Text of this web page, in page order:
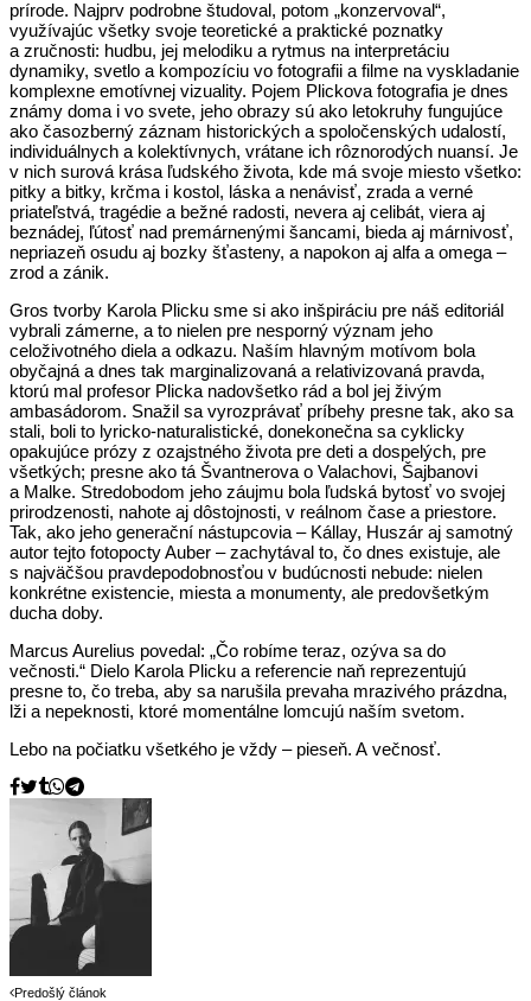
prírode. Najprv podrobne študoval, potom „konzervoval“,
využívajúc všetky svoje teoretické a praktické poznatky
a zručnosti: hudbu, jej melodiku a rytmus na interpretáciu
dynamiky, svetlo a kompozíciu vo fotografii a filme na vyskladanie
komplexne emotívnej vizuality. Pojem Plickova fotografia je dnes
známy doma i vo svete, jeho obrazy sú ako letokruhy fungujúce
ako časozberný záznam historických a spoločenských udalostí,
individuálnych a kolektívnych, vrátane ich rôznorodých nuansí. Je
v nich surová krása ľudského života, kde má svoje miesto všetko:
pitky a bitky, krčma i kostol, láska a nenávisť, zrada a verné
priateľstvá, tragédie a bežné radosti, nevera aj celibát, viera aj
beznádej, ľútosť nad premárnenými šancami, bieda aj márnivosť,
nepriazeň osudu aj bozky šťasteny, a napokon aj alfa a omega –
zrod a zánik.
Gros tvorby Karola Plicku sme si ako inšpiráciu pre náš editoriál
vybrali zámerne, a to nielen pre nesporný význam jeho
celoživotného diela a odkazu. Naším hlavným motívom bola
obyčajná a dnes tak marginalizovaná a relativizovaná pravda,
ktorú mal profesor Plicka nadovšetko rád a bol jej živým
ambasádorom. Snažil sa vyrozprávať príbehy presne tak, ako sa
stali, boli to lyricko‑naturalistické, donekonečna sa cyklicky
opakujúce prózy z ozajstného života pre deti a dospelých, pre
všetkých; presne ako tá Švantnerova o Valachovi, Šajbanovi
a Malke. Stredobodom jeho záujmu bola ľudská bytosť vo svojej
prirodzenosti, nahote aj dôstojnosti, v reálnom čase a priestore.
Tak, ako jeho generační nástupcovia – Kállay, Huszár aj samotný
autor tejto fotopocty Auber – zachytával to, čo dnes existuje, ale
s najväčšou pravdepodobnosťou v budúcnosti nebude: nielen
konkrétne existencie, miesta a monumenty, ale predovšetkým
ducha doby.
Marcus Aurelius povedal: „Čo robíme teraz, ozýva sa do
večnosti.“ Dielo Karola Plicku a referencie naň reprezentujú
presne to, čo treba, aby sa narušila prevaha mrazivého prázdna,
lži a nepeknosti, ktoré momentálne lomcujú naším svetom.
Lebo na počiatku všetkého je vždy – pieseň. A večnosť.
Predošlý článok